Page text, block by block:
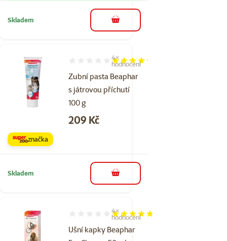
Skladem do košíku
Zubní pasta Beaphar
s játrovou příchutí
100 g
Hodnocení 85%, počet hodnocení: 4
4×
hodnocení
Cena
209 Kč
značka
Skladem do košíku
Ušní kapky Beaphar
Hodnocení 95%, počet hodnocení: 4
4×
hodnocení